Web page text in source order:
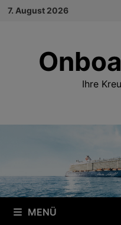
Zum
7. August 2026
Ihre
MENÜ